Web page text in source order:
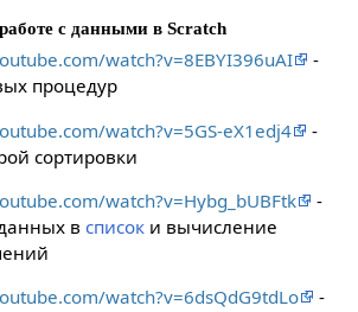
с данными в Scratch
watch?v=8EBYI396uAI
-
процедур
watch?v=5GS-eX1edj4
-
сортировки
watch?v=Hybg_bUBFtk
-
в списоки вычисление
watch?v=6dsQdG9tdLo
-